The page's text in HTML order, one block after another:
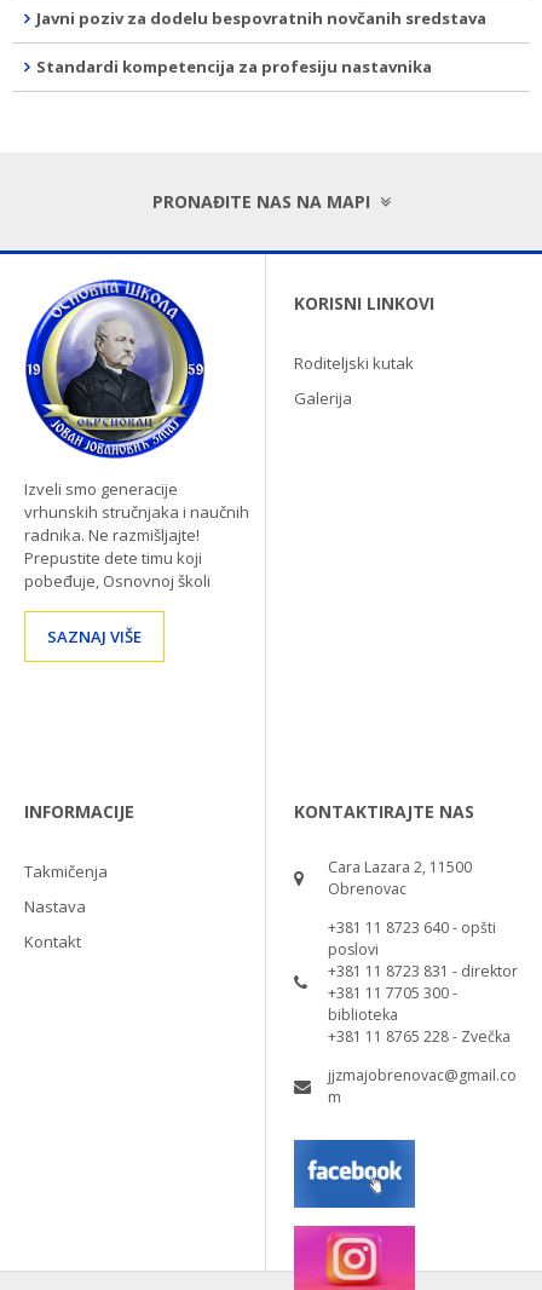
Javni poziv za dodelu bespovratnih novčanih sredstava
Standardi kompetencija za profesiju nastavnika
PRONAĐITE NAS NA MAPI
Izveli smo generacije
vrhunskih stručnjaka i naučnih
radnika. Ne razmišljajte!
Prepustite dete timu koji
pobeđuje, Osnovnoj školi
SAZNAJ VIŠE
KORISNI LINKOVI
Roditeljski kutak
Galerija
INFORMACIJE
Takmičenja
Nastava
Kontakt
KONTAKTIRAJTE NAS
Cara Lazara 2, 11500
Obrenovac
+381 11 8723 640 - opšti
poslovi
+381 11 8723 831 - direktor
+381 11 7705 300 -
biblioteka
+381 11 8765 228 - Zvečka
jjzmajobrenovac@gmail.co
m